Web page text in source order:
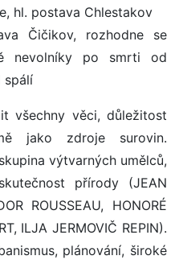
hl. postava Chlestakov
Čičikov, rozhodne se
nevolníky po smrti od
spálí
všechny věci, důležitost
jako zdroje surovin.
výtvarných umělců,
přírody (JEAN
ROUSSEAU, HONORÉ
ILJA JERMOVIČ REPIN).
plánování, široké